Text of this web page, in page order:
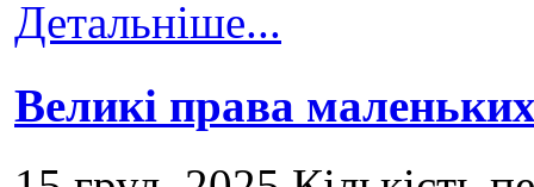
Детальніше...
Великі права маленьких